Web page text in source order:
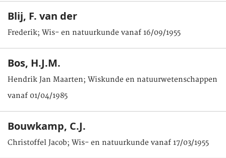
Blij, F. van der
Frederik; Wis- en natuurkunde vanaf 16/09/1955
Bos, H.J.M.
Hendrik Jan Maarten; Wiskunde en natuurwetenschappen
vanaf 01/04/1985
Bouwkamp, C.J.
Christoffel Jacob; Wis- en natuurkunde vanaf 17/03/1955